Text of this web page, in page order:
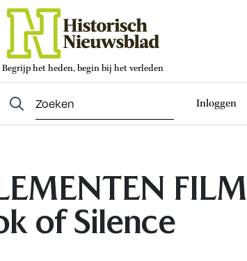
Begrijp het heden, begin bij het verleden
Inloggen
FILM
of Silence